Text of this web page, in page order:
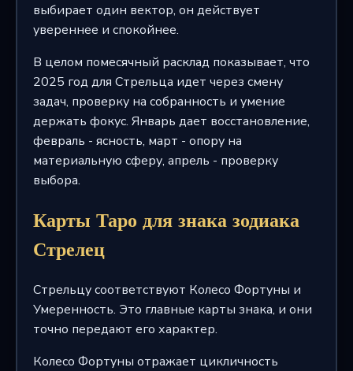
выбирает один вектор, он действует
увереннее и спокойнее.
В целом помесячный расклад показывает, что
2025 год для Стрельца идет через смену
задач, проверку на собранность и умение
держать фокус. Январь дает восстановление,
февраль - ясность, март - опору на
материальную сферу, апрель - проверку
выбора.
Карты Таро для знака зодиака
Стрелец
Стрельцу соответствуют Колесо Фортуны и
Умеренность. Это главные карты знака, и они
точно передают его характер.
Колесо Фортуны отражает цикличность